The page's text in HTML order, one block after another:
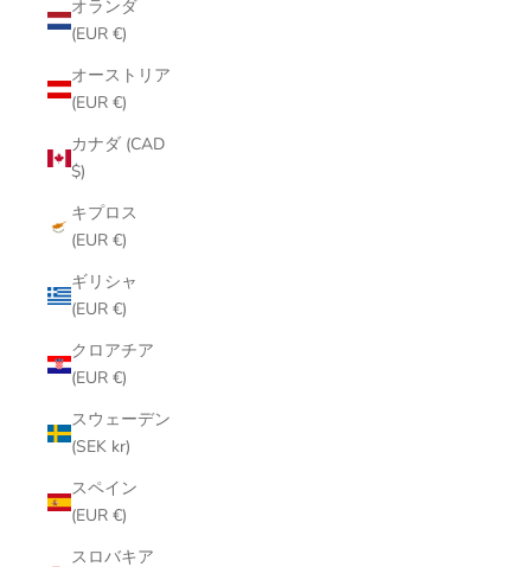
オランダ
(EUR €)
オーストリア
(EUR €)
カナダ (CAD
$)
キプロス
(EUR €)
ギリシャ
(EUR €)
クロアチア
(EUR €)
スウェーデン
(SEK kr)
スペイン
(EUR €)
スロバキア